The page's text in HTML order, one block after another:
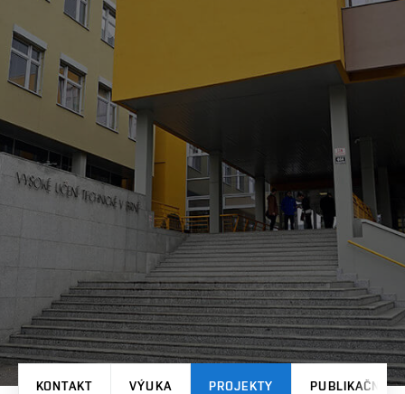
KONTAKT VÝUKA PROJEKTY PUBLIKAČNÍ